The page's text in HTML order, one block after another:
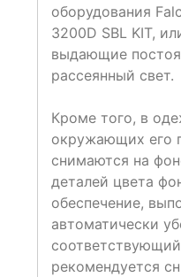
оборудования
3200D SBL KIT,
выдающие
рассеянный свет.
Кроме того, в
окружающих его
снимаются на
деталей цвета
обеспечение,
автоматически
рекомендуется